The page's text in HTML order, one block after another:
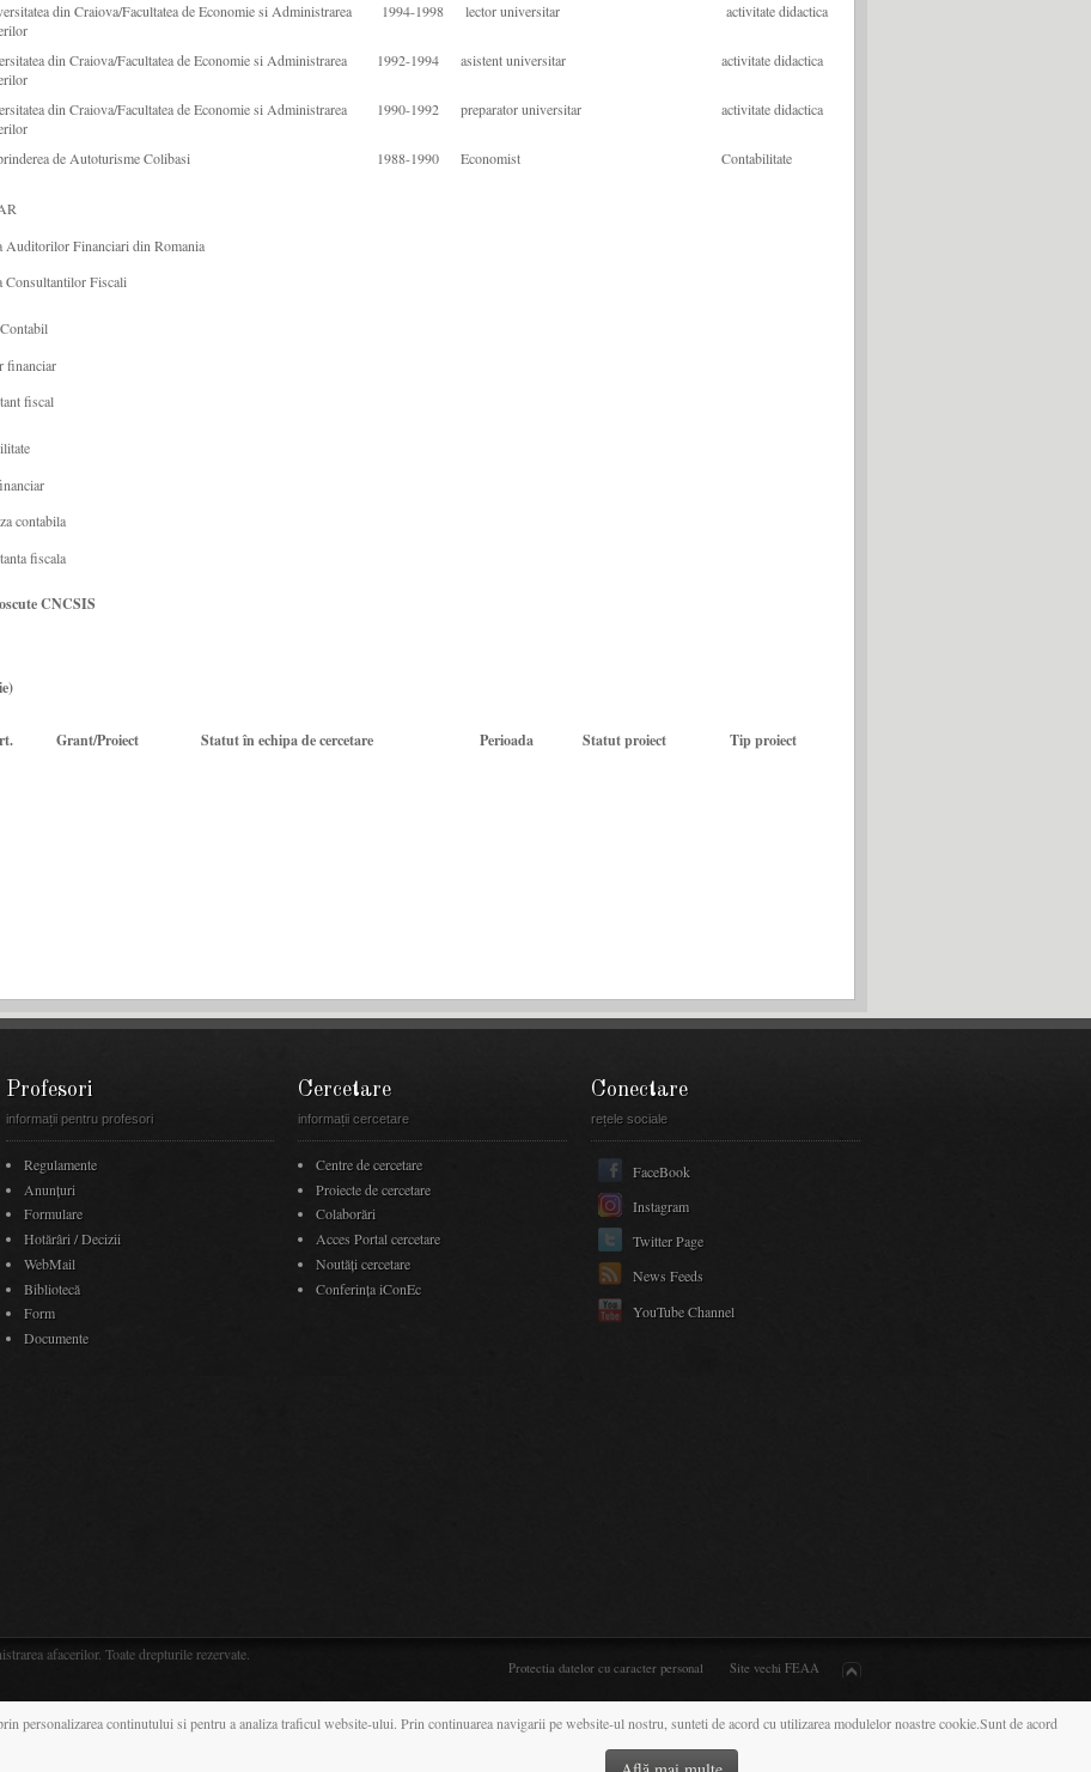
din Craiova/Facultatea de Economie si Administrarea
1994-1998 lector universitar activitate didactica
din Craiova/Facultatea de Economie si Administrarea
1992-1994 asistent universitar activitate didactica
din Craiova/Facultatea de Economie si Administrarea
1990-1992 preparator universitar activitate didactica
de Autoturisme Colibasi 1988-1990 Economist Contabilitate
Auditorilor Financiari din Romania
Consultantilor Fiscali
financiar
fiscal
contabila
fiscala
CNCSIS
Grant/Proiect Statut în echipa de cercetare Perioada Statut proiect Tip proiect
Profesori
informații pentru profesori
Regulamente
Anunţuri
Formulare
Hotărâri / Decizii
WebMail
Bibliotecă
Form
Documente
Cercetare
informații cercetare
Centre de cercetare
Proiecte de cercetare
Colaborări
Acces Portal cercetare
Noutăţi cercetare
Conferința iConEc
Conectare
rețele sociale
FaceBook
Instagram
Twitter Page
News Feeds
YouTube Channel
Protectia datelor cu caracter personal Site vechi FEAA
afacerilor. Toate drepturile rezervate.
personalizarea continutului si pentru a analiza traficul website-ului. Prin continuarea navigarii pe website-ul nostru, sunteti de acord cu utilizarea modulelor noastre cookie.Sunt de acord